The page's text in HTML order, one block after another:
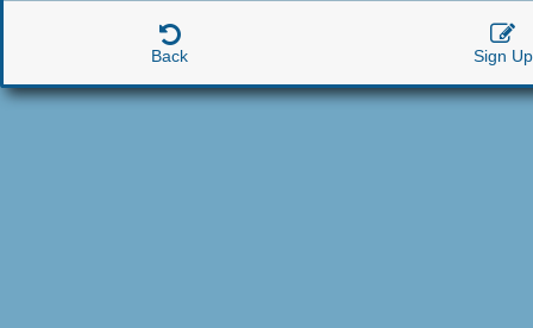

Back

Sign Up